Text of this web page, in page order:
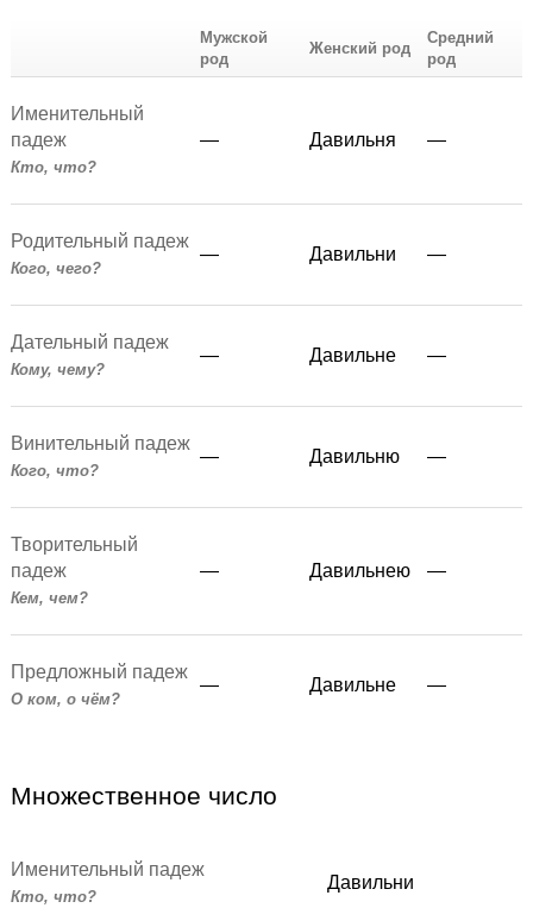
Мужской
род
Женский род
Средний
род
Именительный
падеж
Кто, что?
— Давильня —
Родительный падеж
Кого, чего?
— Давильни —
Дательный падеж
Кому, чему?
— Давильне —
Винительный падеж
Кого, что?
— Давильню —
Творительный
падеж
Кем, чем?
— Давильнею —
Предложный падеж
О ком, о чём?
— Давильне —
Множественное число
Именительный падеж
Кто, что?
Давильни